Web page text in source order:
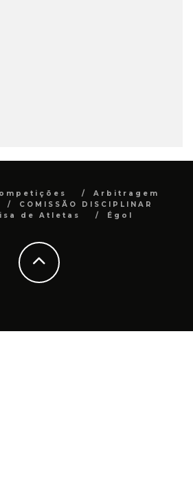
Arbitragem
COMISSÃO DISCIPLINAR
de Atletas
Égol